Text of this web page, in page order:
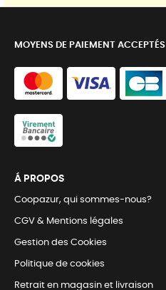
MOYENS DE PAIEMENT ACCEPTÉS
Á PROPOS
Coopazur, qui sommes-nous?
CGV & Mentions légales
Gestion des Cookies
Politique de cookies
Retrait en magasin et livraison